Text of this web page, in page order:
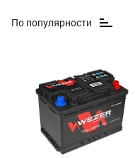
По популярности